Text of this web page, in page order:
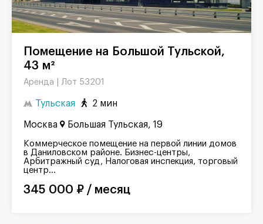
43 м²
Аренда | Лот 53201
Тульская 2 мин
Москва Большая Тульская, 19
Коммерческое помещение на первой линии домов
в Даниловском районе. Бизнес-центры,
Арбитражный суд, Налоговая инспекция, торговый
центр...
345 000 ₽ / месяц